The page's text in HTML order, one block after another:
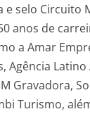
selo Circuito
anos de
a Amar
Agência Latino
Gravadora,
Turismo,